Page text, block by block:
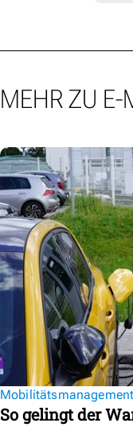
MEHR ZU E-
Mobilitätsmanagement
So gelingt der